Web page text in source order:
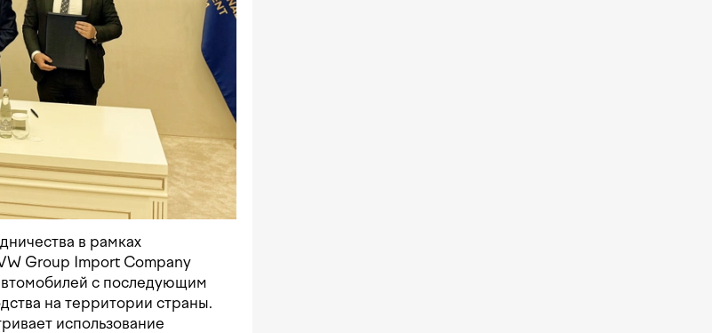
в рамках
Group Import Company
с последующим
на территории страны.
использование